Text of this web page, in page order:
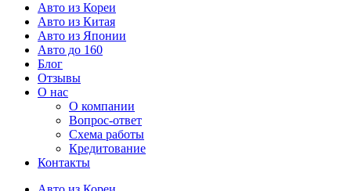
Авто из Кореи
Авто из Китая
Авто из Японии
Авто до 160
Блог
Отзывы
О нас
О компании
Вопрос-ответ
Схема работы
Кредитование
Контакты